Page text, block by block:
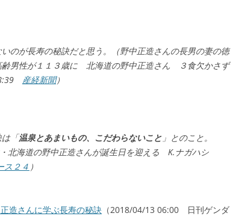
のが長寿の秘訣だと思う。（野中正造さんの長男の妻の徳
齢男性が１１３歳に 北海道の野中正造さん ３食欠かさず
産経新聞）
「温泉とあまいもの、こだわらないこと 」とのこと。
・北海道の野中正造さんが誕生日を迎える K.ナガハシ
ス２４ ）
造さんに学ぶ長寿の秘訣 （2018/04/13 06:00 日刊ゲンダ